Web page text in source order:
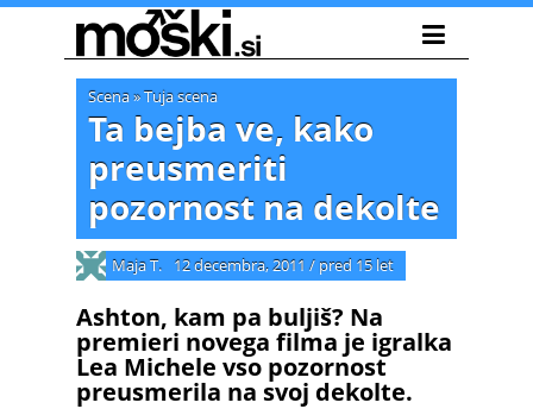
Scena»Tuja scena
Ta bejba ve, kako
preusmeriti
pozornost na dekolte
Maja T. 12 decembra, 2011 / pred 15 let
Ashton, kam pa buljiš? Na
premieri novega filma je igralka
Lea Michele vso pozornost
preusmerila na svoj dekolte.